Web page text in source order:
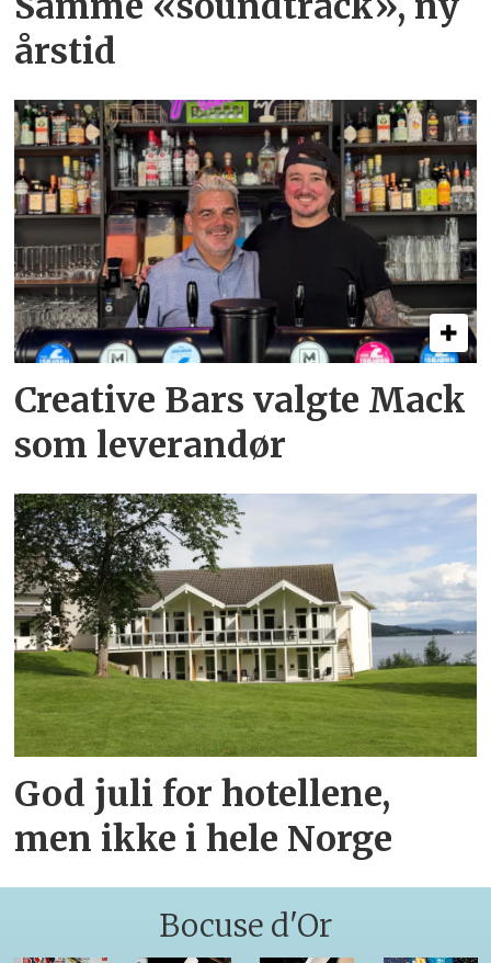
årstid
Creative Bars valgte Mack
som leverandør
God juli for hotellene,
men ikke i hele Norge
Bocuse d'Or